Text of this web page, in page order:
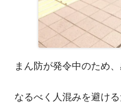
まん防が発令中のため
なるべく人混みを避け